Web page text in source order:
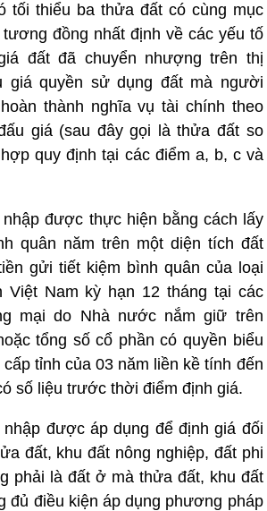
tối thiểu ba thửa đất có cùng mục
đồng nhất định về các yếu tố
đất đã chuyển nhượng trên thị
giá quyền sử dụng đất mà người
thành nghĩa vụ tài chính theo
giá (sau đây gọi là thửa đất so
quy định tại các điểm a, b, c và
được thực hiện bằng cách lấy
quân năm trên một diện tích đất
gửi tiết kiệm bình quân của loại
Việt Nam kỳ hạn 12 tháng tại các
mại do Nhà nước nắm giữ trên
tổng số cổ phần có quyền biểu
tỉnh của 03 năm liền kề tính đến
số liệu trước thời điểm định giá.
được áp dụng để định giá đối
đất, khu đất nông nghiệp, đất phi
phải là đất ở mà thửa đất, khu đất
đủ điều kiện áp dụng phương pháp